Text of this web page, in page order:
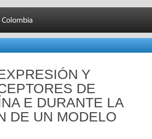
Y
DE
E DURANTE LA
DE UN MODELO